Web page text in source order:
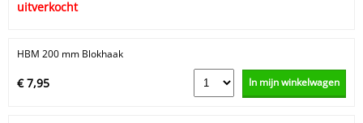
uitverkocht
HBM 200 mm Blokhaak
€ 7,95 In mijn winkelwagen